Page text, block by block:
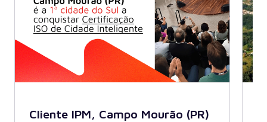
Cliente IPM, Campo Mourão (PR)